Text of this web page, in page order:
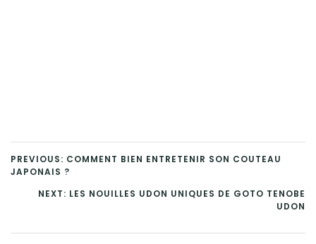
PREVIOUS: COMMENT BIEN ENTRETENIR SON COUTEAU
JAPONAIS ?
NEXT: LES NOUILLES UDON UNIQUES DE GOTO TENOBE
UDON